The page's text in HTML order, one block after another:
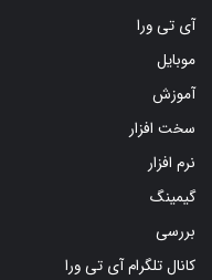
آی تی ورا
موبایل
آموزش
سخت افزار
نرم افزار
گیمینگ
بررسی
کانال تلگرام آی تی ورا